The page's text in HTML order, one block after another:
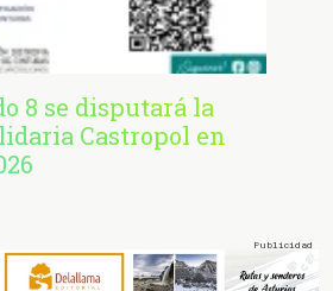
8 se disputará la
Castropol en